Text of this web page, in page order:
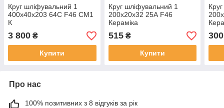
Круг шліфувальний 1
400х40х203 64С F46 СМ1
К
3 800 ₴
Купити
Круг шліфувальний 1
200х20х32 25А F46
Кераміка
515₴
Купити
300
Про нас
100% позитивних з 8 відгуків за рік